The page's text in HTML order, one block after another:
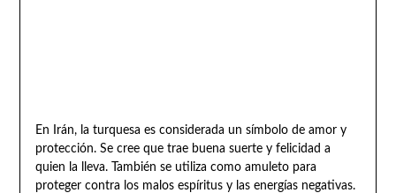
En Irán, la turquesa es considerada un símbolo de amor y
protección. Se cree que trae buena suerte y felicidad a
quien la lleva. También se utiliza como amuleto para
proteger contra los malos espíritus y las energías negativas.